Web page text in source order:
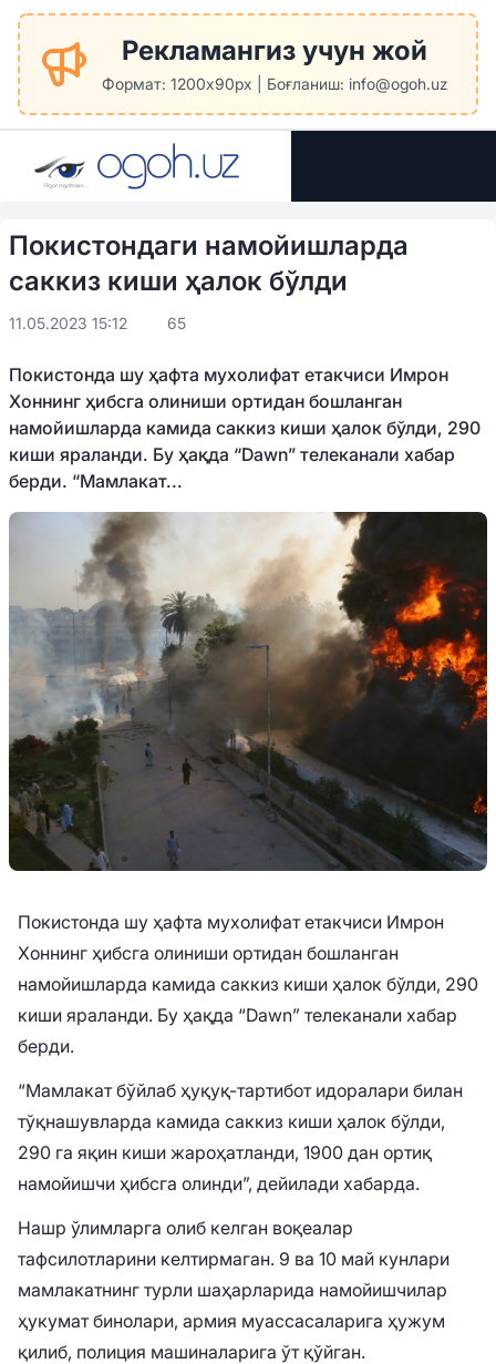
Рекламангиз учун жой
Формат: 1200x90px | Боғланиш: info@ogoh.uz
Покистондаги намойишларда
саккиз киши ҳалок бўлди
11.05.2023 15:12 65
Покистонда шу ҳафта мухолифат етакчиси Имрон
Хоннинг ҳибсга олиниши ортидан бошланган
намойишларда камида саккиз киши ҳалок бўлди, 290
киши яраланди. Бу ҳақда “Dawn” телеканали хабар
берди. “Мамлакат...
Покистонда шу ҳафта мухолифат етакчиси Имрон
Хоннинг ҳибсга олиниши ортидан бошланган
намойишларда камида саккиз киши ҳалок бўлди, 290
киши яраланди. Бу ҳақда “Dawn” телеканали хабар
берди.
“Мамлакат бўйлаб ҳуқуқ-тартибот идоралари билан
тўқнашувларда камида саккиз киши ҳалок бўлди,
290 га яқин киши жароҳатланди, 1900 дан ортиқ
намойишчи ҳибсга олинди”, дейилади хабарда.
Нашр ўлимларга олиб келган воқеалар
тафсилотларини келтирмаган. 9 ва 10 май кунлари
мамлакатнинг турли шаҳарларида намойишчилар
ҳукумат бинолари, армия муассасаларига ҳужум
қилиб, полиция машиналарига ўт қўйган.